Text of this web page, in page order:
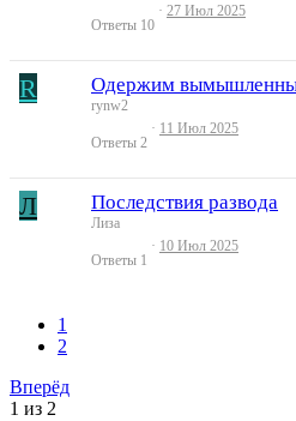
Ответы 10
27 Июл 2025
R Одержим
rynw2
Ответы 2
11 Июл 2025
Л Последствия развода
Лиза
Ответы 1
10 Июл 2025
1
2
Вперёд
1 из 2